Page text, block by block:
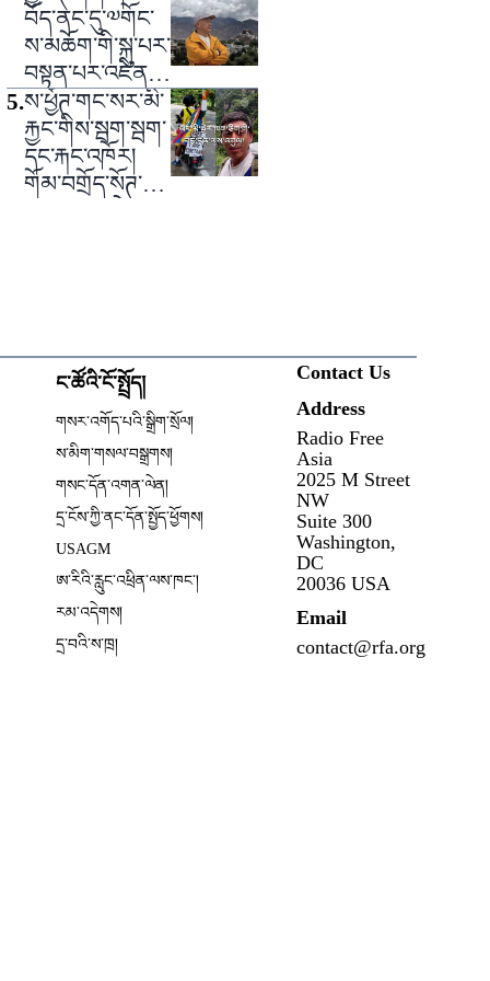
བོད་ནང་དུ་༧གོང་
ས་མཆོག་གི་སྐུ་པར་
བསྟན་པར་འཛིན་
བཟུང་བཀག་ཉར་
བྱས་པ།
5.ས་ཕྱོཊ་གང་སར་མི་
རྐྱང་གིས་སྦག་སྦག་
དང་རྐང་འཁོར།
གོམ་བགྲོད་སོཊ་ཀྱི་
ང་ཚོའི་ངོ་སྤྲོད།
གསར་འགོད་པའི་སྒྲིག་སྲོལ།
ས་མིག་གསལ་བསྒྲགས།
Opens in new window
གསང་དོན་འགན་ལེན།
དྲ་ངོས་ཀྱི་ནང་དོན་སྤྱོད་ཕྱོགས།
USAGM
ཨ་རིའི་རླུང་འཕྲིན་ལས་ཁང༌།
Opens in new window
རམ་འདེགས།
དྲ་བའི་ས་ཁྲ།
Contact Us
Address
Radio Free
Asia
2025 M Street
NW
Suite 300
Washington,
DC
20036 USA
Email
contact@rfa.org